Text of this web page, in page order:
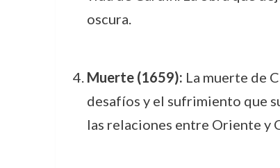
oscura.
Muerte (1659): La muerte de
desafíos y el sufrimiento que
las relaciones entre Oriente y